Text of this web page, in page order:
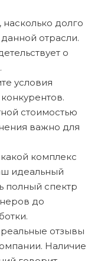
долго
отрасли.
о
условия
стоимостью
важно для
комплекс
идеальный
полный спектр
до
отзывы
Наличие